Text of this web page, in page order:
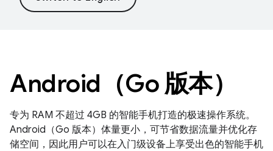
Android（Go 版本）
专为 RAM 不超过 4GB 的智能手机打造的极速操作系统。
Android（Go 版本）体量更小，可节省数据流量并优化存
储空间，因此用户可以在入门级设备上享受出色的智能手机